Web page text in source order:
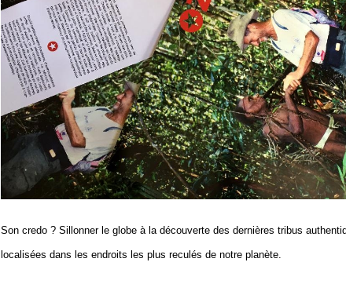
Son credo ? Sillonner le globe à la découverte des dernières tribus
localisées dans les endroits les plus reculés de notre planète.